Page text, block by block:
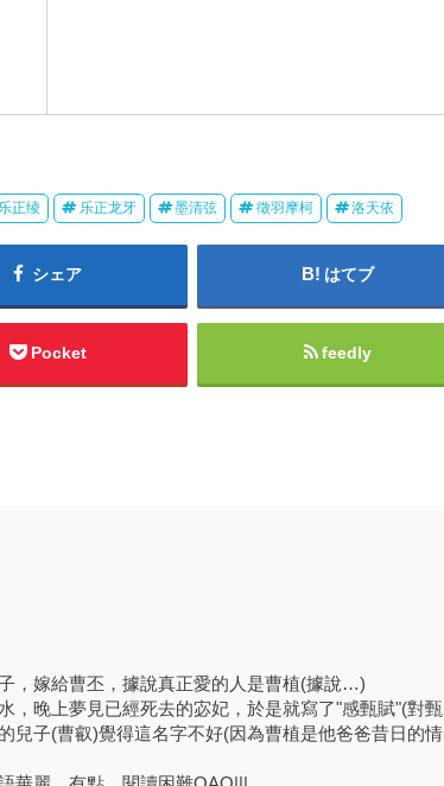
乐正绫 乐正龙牙 墨清弦 徵羽摩柯 洛天依
シェア はてブ
Pocket feedly
，嫁給曹丕，據說真正愛的人是曹植(據說…)
，晚上夢見已經死去的宓妃，於是就寫了"感甄賦"(對甄
兒子(曹叡)覺得這名字不好(因為曹植是他爸爸昔日的情